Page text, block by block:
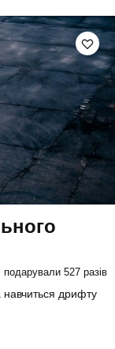
подарували 527 разів
навчиться дрифту